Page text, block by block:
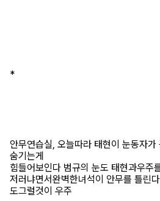
*
안무연습실, 오늘따라 태현이 눈동자
숨기는게
힘들어보인다 범규의 눈도 태현과우주
저러냐면서완벽한녀석이 안무를 틀린
도그럴것이 우주